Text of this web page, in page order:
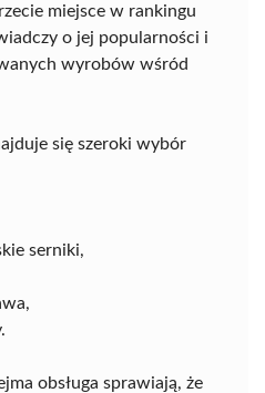
miejsce w rankingu
o jej popularności i
wyrobów wśród
się szeroki wybór
serniki,
obsługa sprawiają, że